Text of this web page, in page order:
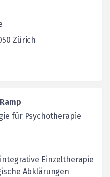
Zürich
für Psychotherapie
Einzeltherapie
Abklärungen